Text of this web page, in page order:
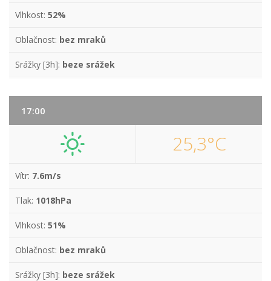
Vlhkost: 52%
Oblačnost: bez mraků
Srážky [3h]: beze srážek
17:00
25,3°C
Vítr: 7.6m/s
Tlak: 1018hPa
Vlhkost: 51%
Oblačnost: bez mraků
Srážky [3h]: beze srážek